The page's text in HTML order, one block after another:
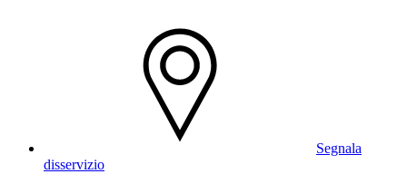
Segnala
disservizio